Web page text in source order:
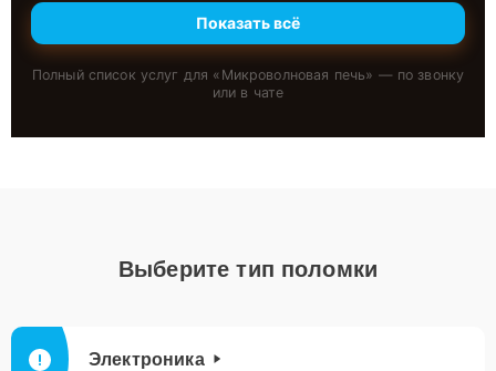
Показать всё
Полный список услуг для « Микроволновая печь» — по звонку
или в чате
Выберите тип поломки
Электроника